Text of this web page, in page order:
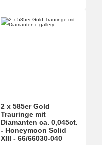
2 x 585er Gold
Trauringe mit
Diamanten ca. 0,045ct.
- Honeymoon Solid
XIII - 66/66030-040